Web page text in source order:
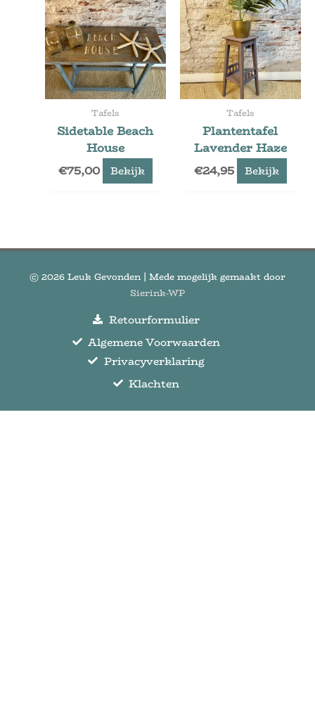
Tafels
Sidetable Beach
House
€75,00 Bekijk
Tafels
Plantentafel
Lavender Haze
€24,95 Bekijk
© 2026 Leuk Gevonden | Mede mogelijk gemaakt door
Sierink-WP
Retourformulier
Algemene Voorwaarden
Privacyverklaring
Klachten